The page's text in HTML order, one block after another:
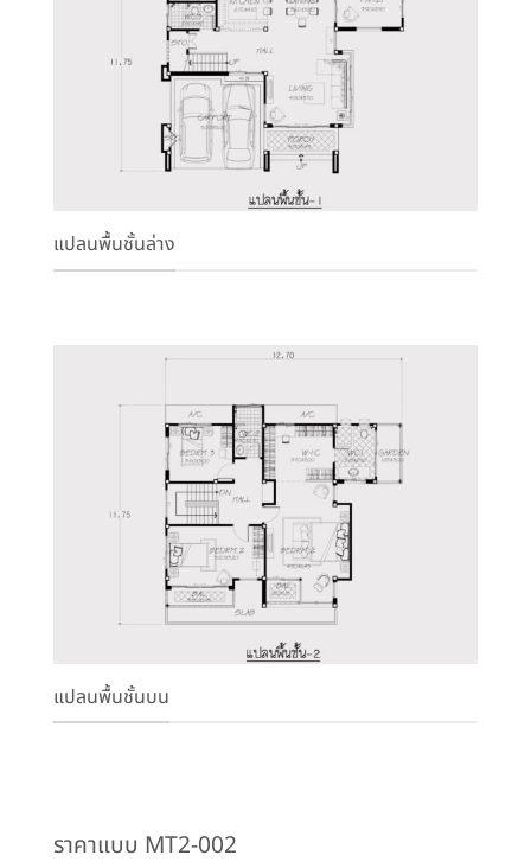
แปลนพื้นชั้นล่าง
แปลนพื้นชั้นบน
ราคาแบบ MT2-002